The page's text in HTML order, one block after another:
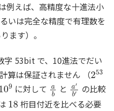
例えば、高精度な十進法小
いは完全な精度で有理数を
ます）。
53bit で、10進法でだい
算は保証されません （
253
9
に対して
ab
と
a′b
の比較
18
桁目付近を比べる必要